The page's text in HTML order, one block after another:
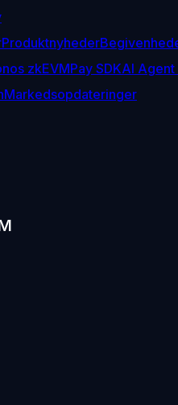
Produktnyheder
zkEVMPay SDKAI Agent
Markedsopdateringer